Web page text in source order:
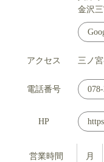
金沢
アクセス 三ノ
電話番号
HP
営業時間 月